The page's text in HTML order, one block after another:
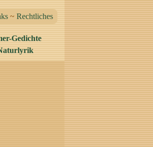
~ Rechtliches
Gedichte